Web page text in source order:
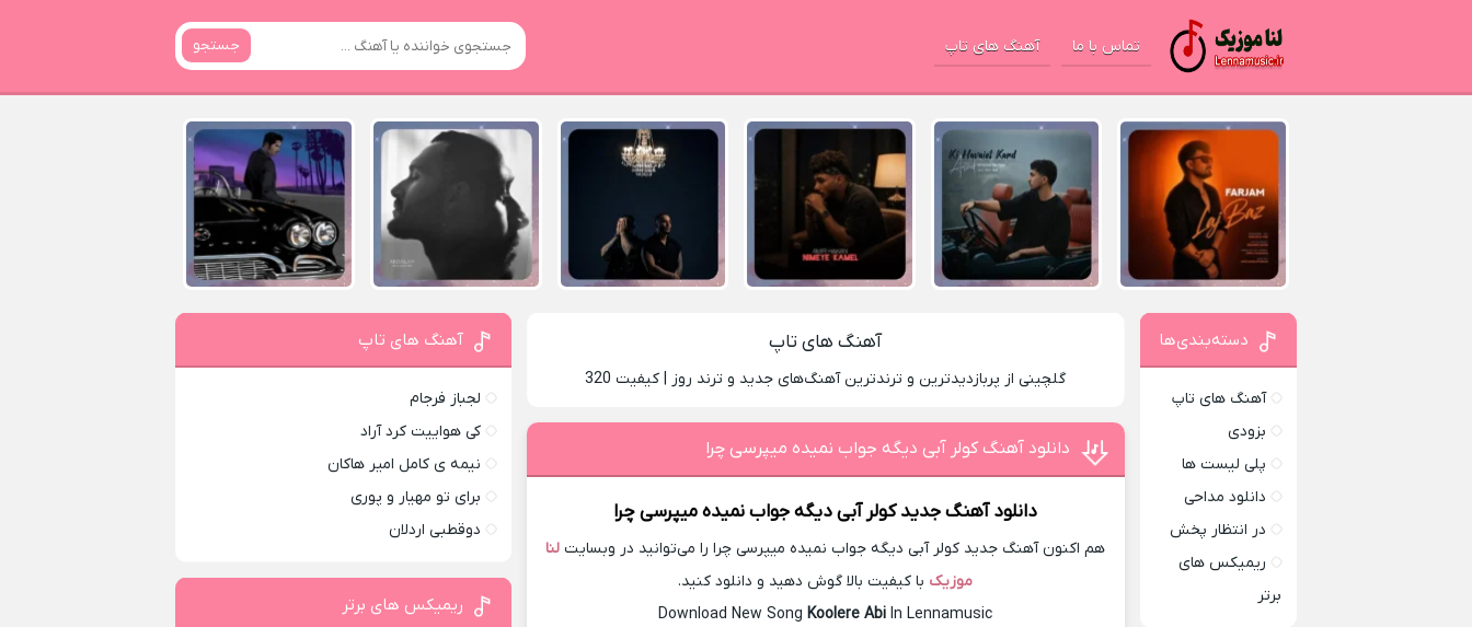
تماس با ما آهنگ های تاپ جستجو
آهنگ های تاپ
گلچینی از پربازدیدترین و ترندترین آهنگ‌های جدید و ترند روز | کیفیت 320
دانلود آهنگ کولر آبی دیگه جواب نمیده میپرسی چرا
دانلود آهنگ جدید کولر آبی دیگه جواب نمیده میپرسی چرا
هم اکنون آهنگ جدید کولر آبی دیگه جواب نمیده میپرسی چرا را می‌توانید در وبسایت لنا
موزیک با کیفیت بالا گوش دهید و دانلود کنید.
Download New SongKoolere Abi In Lennamusic
دسته‌بندی‌ها
آهنگ های تاپ
بزودی
پلی لیست ها
دانلود مداحی
در انتظار پخش
ریمیکس های
برتر
آهنگ های تاپ
لجباز فرجام
کی هواییت کرد آراد
نیمه ی کامل امیر هاکان
برای تو مهیار و پوری
دوقطبی اردلان
ریمیکس های برتر